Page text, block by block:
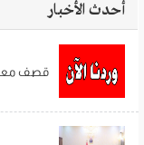
أحدث الأخبار
قصف